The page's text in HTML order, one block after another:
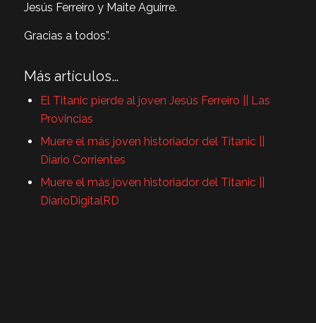
Jesús Ferreiro y Maite Aguirre.
Gracias a todos”.
Más artículos…
El Titanic pierde al joven Jesús Ferreiro || Las
Provincias
Muere el más joven historiador del Titanic ||
Diario Corrientes
Muere el más joven historiador del Titanic ||
DiarioDigitalRD